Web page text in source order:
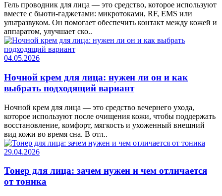
Гель проводник для лица — это средство, которое используют
вместе с бьюти-гаджетами: микротоками, RF, EMS или
ультразвуком. Он помогает обеспечить контакт между кожей и
аппаратом, улучшает ско..
04.05.2026
Ночной крем для лица: нужен ли он и как
выбрать подходящий вариант
Ночной крем для лица — это средство вечернего ухода,
которое используют после очищения кожи, чтобы поддержать
восстановление, комфорт, мягкость и ухоженный внешний
вид кожи во время сна. В отл..
29.04.2026
Тонер для лица: зачем нужен и чем отличается
от тоника